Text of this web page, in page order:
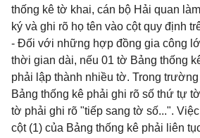
thống kê tờ khai, cán bộ Hải quan
ký và ghi rõ họ tên vào cột quy định
- Đối với những hợp đồng gia công
thời gian dài, nếu 01 tờ Bảng thống
phải lập thành nhiều tờ. Trong
Bảng thống kê phải ghi rõ số thứ tự
tờ phải ghi rõ "tiếp sang tờ số...".
cột (1) của Bảng thống kê phải liên